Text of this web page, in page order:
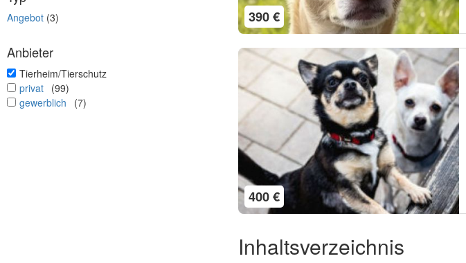
Angebot (3)
Anbieter
undefined
Tierheim/Tierschutz
undefined
privat (99)
undefined
gewerblich (7)
390 €
400 €
Inhaltsverzeichnis